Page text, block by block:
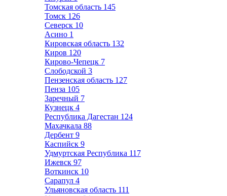
Томская область 145
Томск 126
Северск 10
Асино 1
Кировская область 132
Киров 120
Кирово-Чепецк 7
Слободской 3
Пензенская область 127
Пенза 105
Заречный 7
Кузнецк 4
Республика Дагестан 124
Махачкала 88
Дербент 9
Каспийск 9
Удмуртская Республика 117
Ижевск 97
Воткинск 10
Сарапул 4
Ульяновская область 111